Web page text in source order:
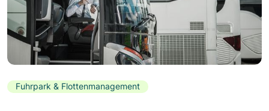
Fuhrpark & Flottenmanagement